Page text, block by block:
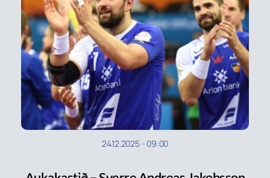
24.12.2025- 09:00